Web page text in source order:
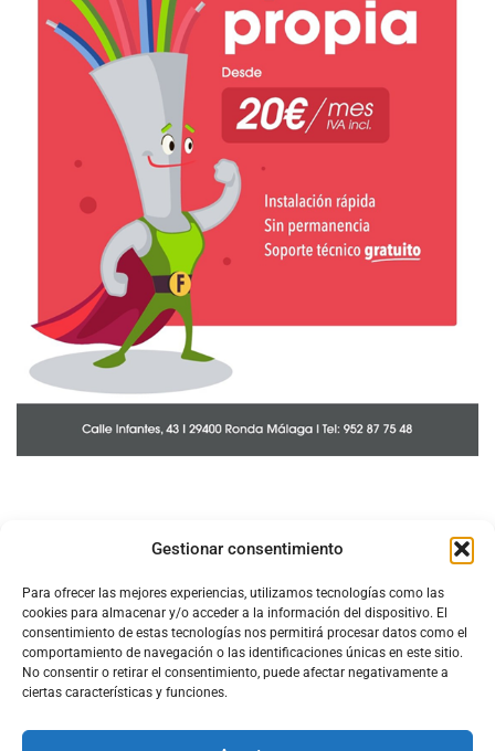
Gestionar consentimiento
Para ofrecer las mejores experiencias, utilizamos tecnologías como las
cookies para almacenar y/o acceder a la información del dispositivo. El
consentimiento de estas tecnologías nos permitirá procesar datos como el
comportamiento de navegación o las identificaciones únicas en este sitio.
No consentir o retirar el consentimiento, puede afectar negativamente a
ciertas características y funciones.